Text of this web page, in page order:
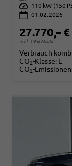
Leistung
110 kW (150
01.02.2026
27.770,– €
incl. 19% MwSt.
Verbrauch
CO2-Klasse: E
CO2-